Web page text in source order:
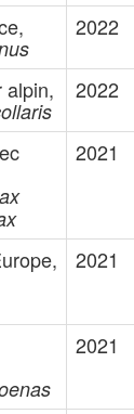
2022
alpin, 2022
2021
2021
2021